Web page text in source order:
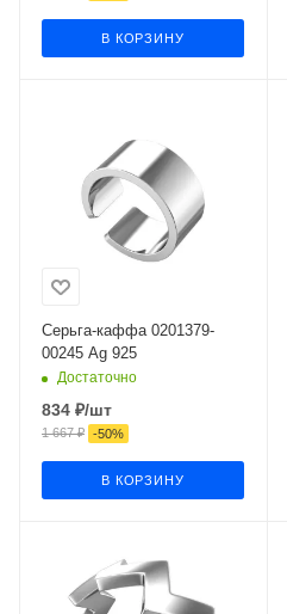
В КОРЗИНУ
Серьга-каффа 0201379-
00245 Ag 925
Достаточно
834 ₽/шт
1 667₽ -50%
В КОРЗИНУ